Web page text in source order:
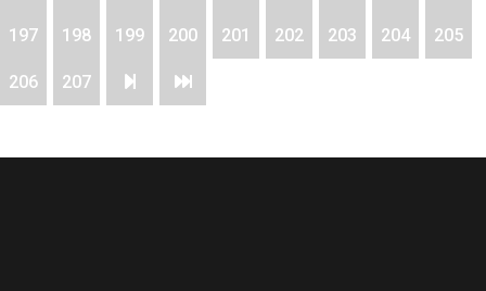
197 198 199 200 201 202 203 204 205
206 207